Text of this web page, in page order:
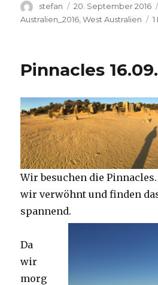
Autor
stefan
Veröffentlicht
am
20. September 2016
Australien_2016 ,West Australien
Pinnacles
Wir besuchen die
wir verwöhnt und finden
spannend.
Da
wir
morg